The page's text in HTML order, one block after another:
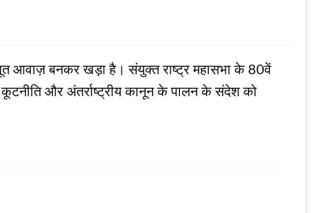
आवाज़ बनकर खड़ा है। संयुक्त राष्ट्र महासभा के 80वें
कूटनीति और अंतर्राष्ट्रीय कानून के पालन के संदेश को